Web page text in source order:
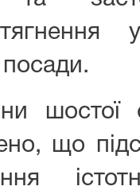
посади.
шостої
що